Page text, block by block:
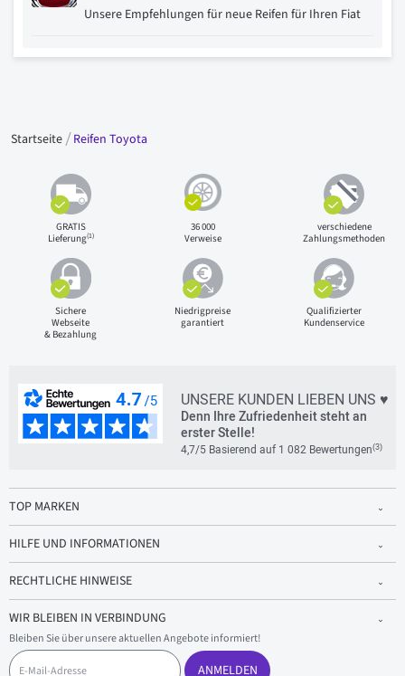
Unsere Empfehlungen für neue Reifen für Ihren Fiat
Startseite Reifen Toyota
GRATIS
Lieferung(1)
36 000
Verweise
verschiedene
Zahlungsmethoden
Sichere
Webseite
& Bezahlung
Niedrigpreise
garantiert
Qualifizierter
Kundenservice
UNSERE KUNDEN LIEBEN UNS ♥
Denn Ihre Zufriedenheit steht an
erster Stelle!
4,7/5 Basierend auf 1 082 Bewertungen(3)
TOP MARKEN
HILFE UND INFORMATIONEN
RECHTLICHE HINWEISE
WIR BLEIBEN IN VERBINDUNG
Bleiben Sie über unsere aktuellen Angebote informiert!
E
-
ANMELDEN